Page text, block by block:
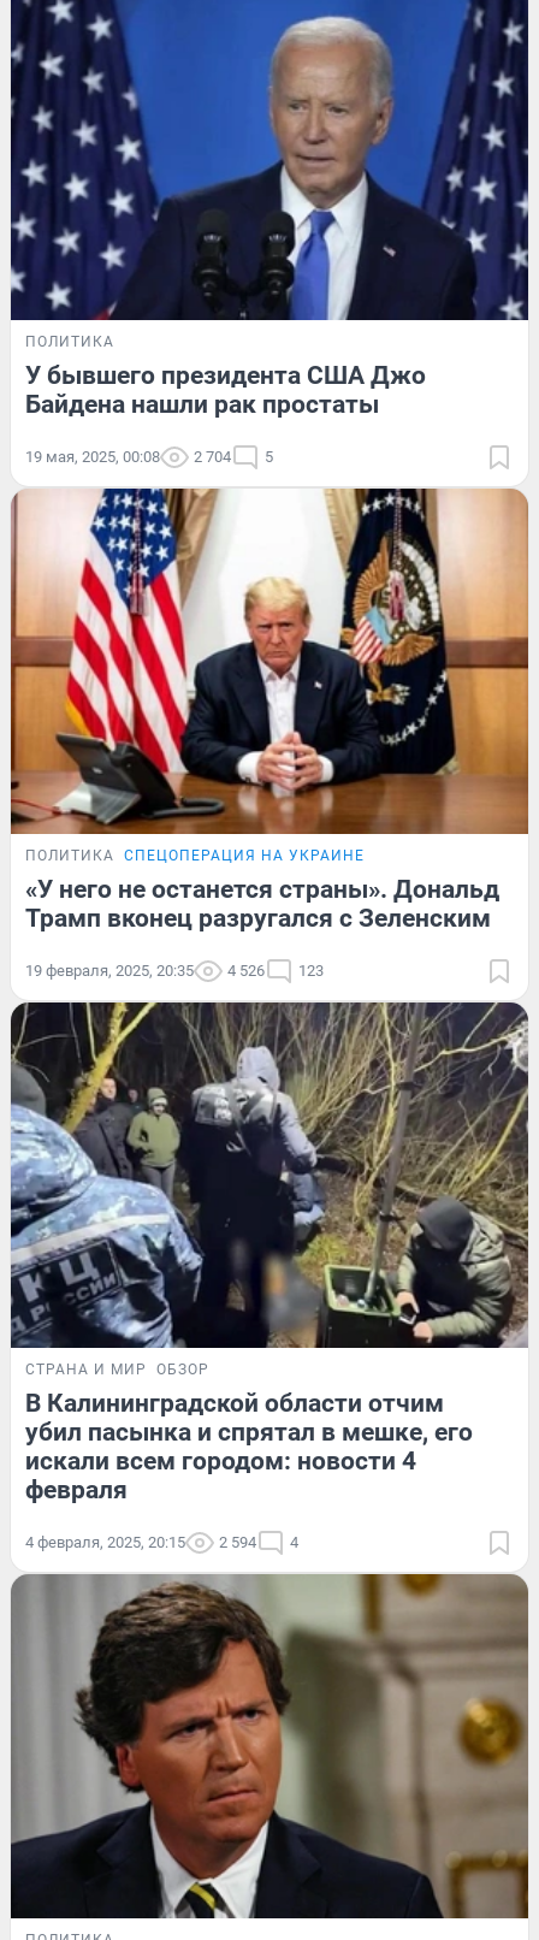
ПОЛИТИКА
У бывшего президента США Джо
Байдена нашли рак простаты
19 мая, 2025, 00:08 2 704 5
ПОЛИТИКА СПЕЦОПЕРАЦИЯ НА УКРАИНЕ
«У него не останется страны». Дональд
Трамп вконец разругался с Зеленским
19 февраля, 2025, 20:35 4 526 123
СТРАНА И МИР ОБЗОР
В Калининградской области отчим
убил пасынка и спрятал в мешке, его
искали всем городом: новости 4
февраля
4 февраля, 2025, 20:15 2 594 4